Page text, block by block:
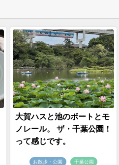
大賀ハスと池のボートとモ
ノレール。 ザ・千葉公園！
って感じです。
お散歩・公園 千葉公園